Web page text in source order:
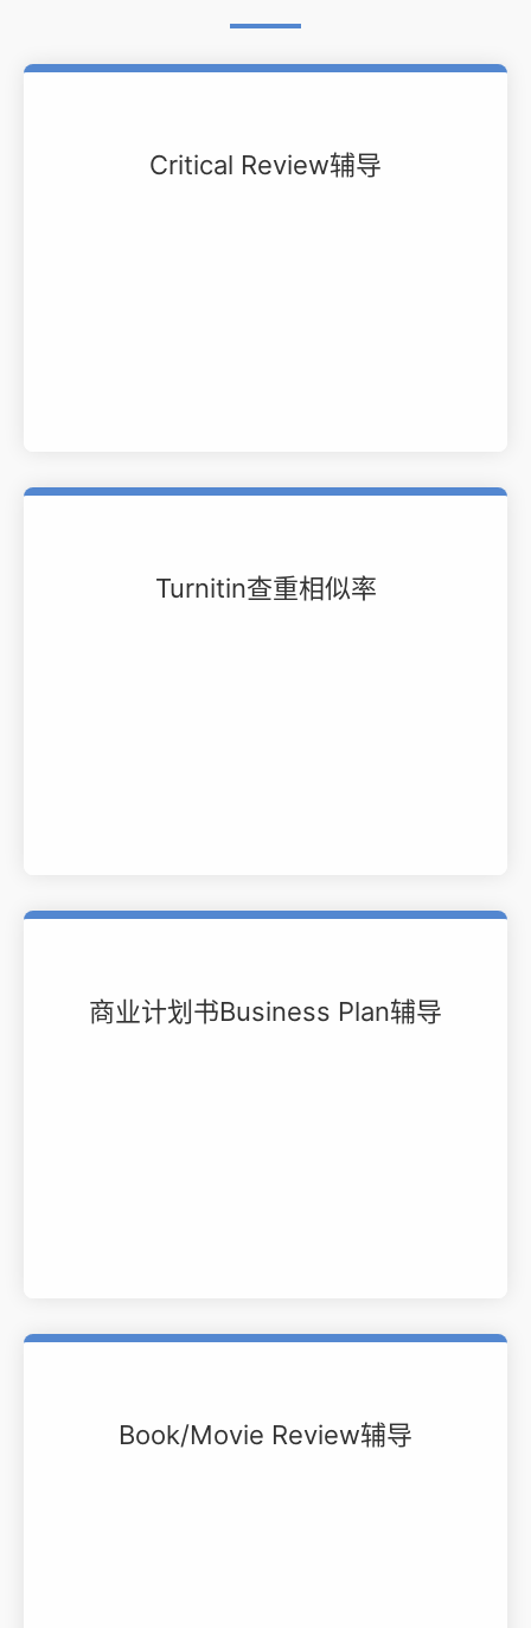
Critical Review辅导
Turnitin查重相似率
商业计划书Business Plan辅导
Book/Movie Review辅导